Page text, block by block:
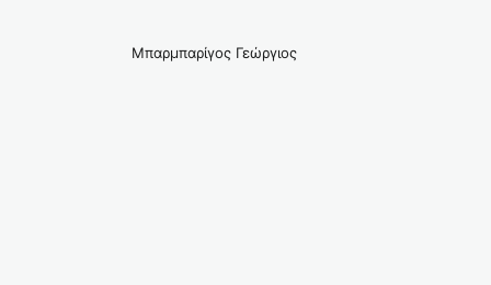
Μπαρμπαρίγος Γεώργιος